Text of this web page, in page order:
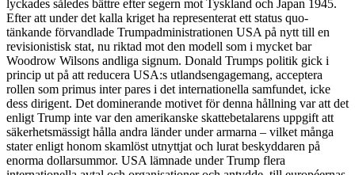
lyckades således bättre efter segern mot Tyskland och Japan 1945.
Efter att under det kalla kriget ha representerat ett status quo-
tänkande förvandlade Trumpadministrationen USA på nytt till en
revisionistisk stat, nu riktad mot den modell som i mycket bar
Woodrow Wilsons andliga signum. Donald Trumps politik gick i
princip ut på att reducera USA:s utlandsengagemang, acceptera
rollen som primus inter pares i det internationella samfundet, icke
dess dirigent. Det dominerande motivet för denna hållning var att det
enligt Trump inte var den amerikanske skattebetalarens uppgift att
säkerhetsmässigt hålla andra länder under armarna – vilket många
stater enligt honom skamlöst utnyttjat och lurat beskyddaren på
enorma dollarsummor. USA lämnade under Trump flera